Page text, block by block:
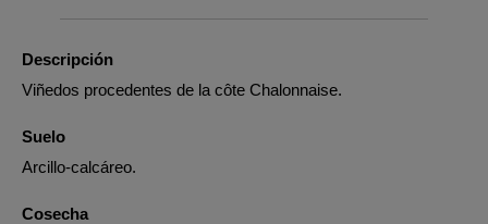
Descripción
Viñedos procedentes de la côte Chalonnaise.
Suelo
Arcillo-calcáreo.
Cosecha